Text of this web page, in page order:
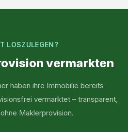
LOSZULEGEN?
vermarkten
haben ihre Immobilie bereits
vermarktet – transparent,
Maklerprovision.